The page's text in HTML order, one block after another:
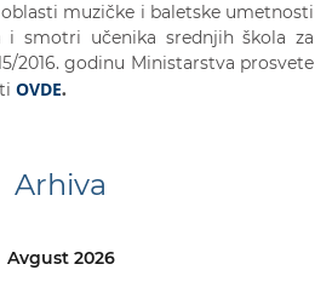
muzičke i baletske umetnosti
i smotri učenika srednjih škola za
2016. godinu Ministarstva prosvete
OVDE.
Arhiva
Avgust 2026